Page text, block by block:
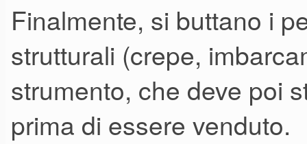
Finalmente, si buttano i
strutturali (crepe,
strumento, che deve poi
prima di essere venduto.